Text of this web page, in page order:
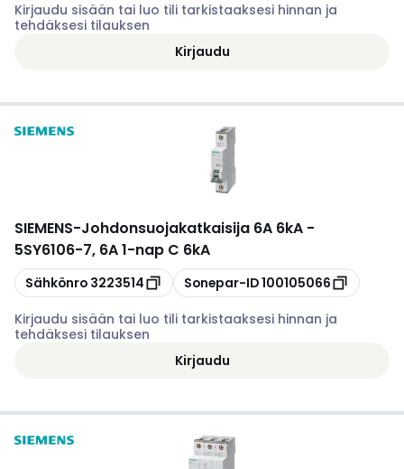
Kirjaudu sisään tai luo tili tarkistaaksesi hinnan ja
tehdäksesi tilauksen
Kirjaudu
SIEMENS-Johdonsuojakatkaisija 6A 6kA -
5SY6106-7, 6A 1-nap C 6kA
Kopioi
Sähkönro 3223514 Kopioi
Sonepar-ID100105066
Kirjaudu sisään tai luo tili tarkistaaksesi hinnan ja
tehdäksesi tilauksen
Kirjaudu